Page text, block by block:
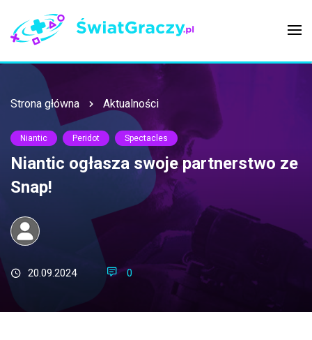
Strona główna Aktualności
Niantic Peridot Spectacles
Niantic ogłasza swoje partnerstwo ze
Snap!
20.09.2024 0